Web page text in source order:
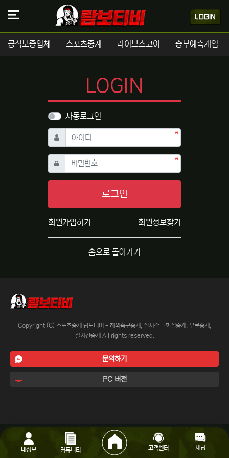
공식보증업체 스포츠중계 라이브스코어 승부예측게임
LOGIN
자동로그인
아이디 필수
비밀번호필수
로그인
회원가입하기 회원정보찾기
홈으로 돌아가기
Copyright (C) 스포츠중계 람보티비 - 해외축구중계, 실시간 고화질중계, 무료중계,
실시간중계 All rights reserved.
문의하기
PC 버전
내정보 커뮤니티 고객센터 채팅